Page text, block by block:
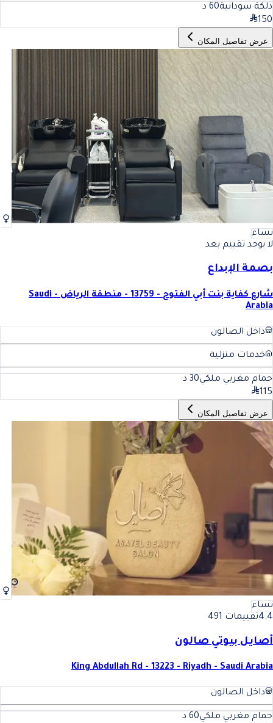
دلكة سودانية60 د
150
عرض تفاصيل المكان
نساء
لا يوجد تقييم بعد
بصمة الإبداع
شارع كفاية بنت أبي الفتوح - 13759 - منطقة الرياض - Saudi
Arabia
داخل الصالون
خدمات منزلية
حمام مغربي ملكي30 د
115
عرض تفاصيل المكان
نساء
4.4تقييمات 491
أصايل بيوتي صالون
King Abdullah Rd - 13223 - Riyadh - Saudi Arabia
داخل الصالون
حمام مغربي ملكي60 د